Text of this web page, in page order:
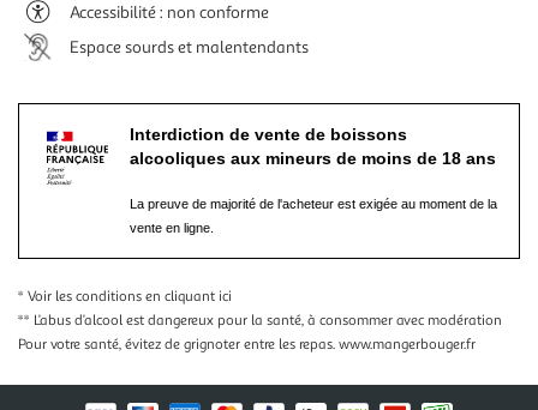
Accessibilité : non conforme
Espace sourds et malentendants
Interdiction de vente de boissons
alcooliques aux mineurs de moins de 18 ans
La preuve de majorité de l'acheteur est exigée au moment de la
vente en ligne.
* Voir les conditions en cliquant ici
** L’abus d’alcool est dangereux pour la santé, à consommer avec modération
Pour votre santé, évitez de grignoter entre les repas. www.mangerbouger.fr